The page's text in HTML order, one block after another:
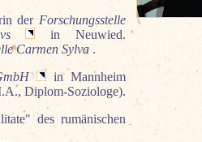
derForschungsstelle
in Neuwied.
Carmen Sylva .
in Mannheim
Diplom-Soziologe).
des rumänischen